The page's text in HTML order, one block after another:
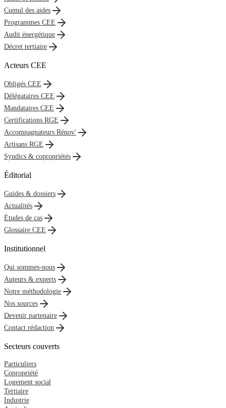
Cumul des aides
Programmes CEE
Audit énergétique
Décret tertiaire
Acteurs CEE
Obligés CEE
Délégataires CEE
Mandataires CEE
Certifications RGE
Accompagnateurs Rénov'
Artisans RGE
Syndics & copropriétés
Éditorial
Guides & dossiers
Actualités
Études de cas
Glossaire CEE
Institutionnel
Qui sommes-nous
Auteurs & experts
Notre méthodologie
Nos sources
Devenir partenaire
Contact rédaction
Secteurs couverts
Particuliers
Copropriété
Logement social
Tertiaire
Industrie